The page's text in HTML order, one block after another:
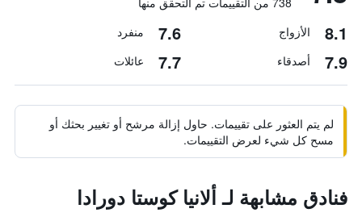
8.1 الأزواج 7.6 منفرد
7.9 أصدقاء 7.7 عائلات
لم يتم العثور على تقييمات. حاول إزالة مرشح أو تغيير بحثك أو
مسح كل شيء لعرض التقييمات.
فنادق مشابهة لـ ألانيا كوستا دورادا